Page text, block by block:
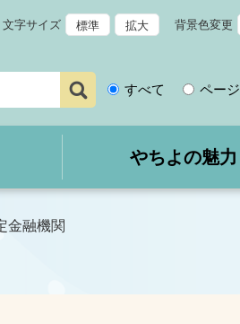
文字サイズ 標準 拡大 背景色変更
すべて ページ
やちよの魅力
金融機関